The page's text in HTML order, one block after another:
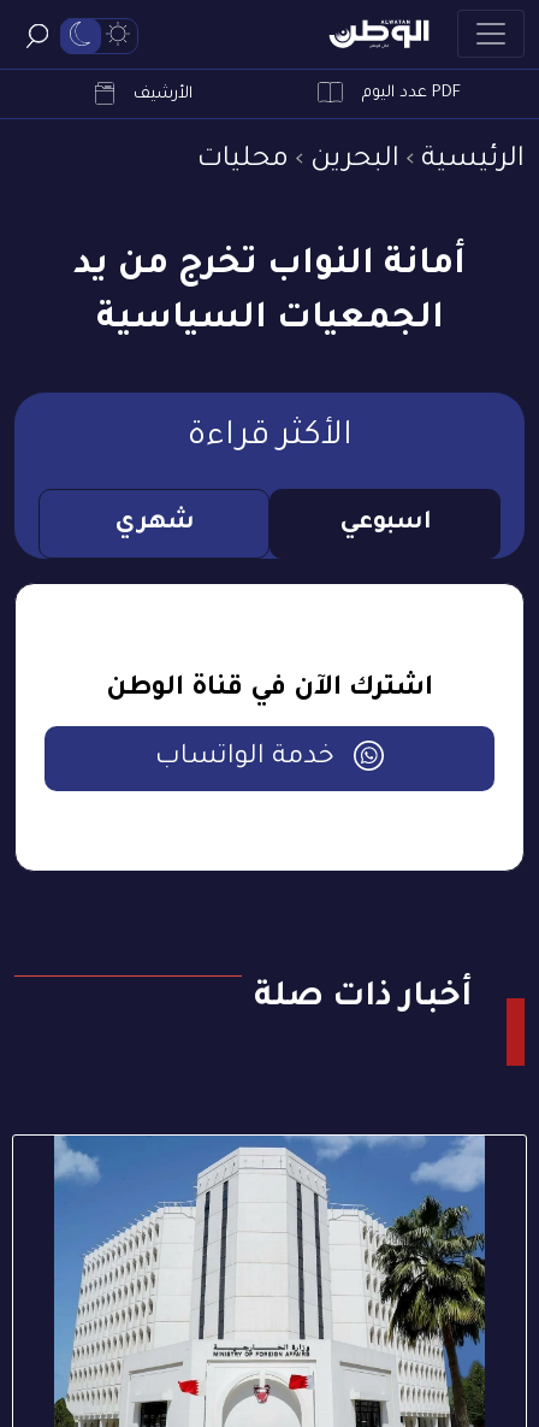
PDF عدد اليوم الأرشيف
الرئيسية البحرين محليات
أمانة النواب تخرج من يد
الجمعيات السياسية
الأكثر قراءة
اسبوعي شهري
اشترك الآن في قناة الوطن
خدمة الواتساب
أخبار ذات صلة